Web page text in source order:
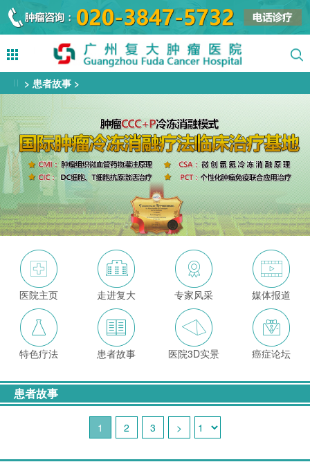
> 患者故事 >
医院主页 走进复大 专家风采 媒体报道
特色疗法 患者故事 医院3D实景 癌症论坛
患者故事
1 2 3 >